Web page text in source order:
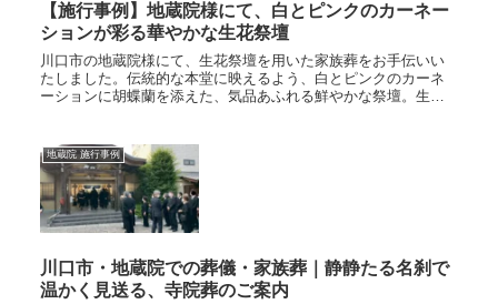
【施行事例】地蔵院様にて、白とピンクのカーネー
ションが彩る華やかな生花祭壇
川口市の地蔵院様にて、生花祭壇を用いた家族葬をお手伝いい
たしました。伝統的な本堂に映えるよう、白とピンクのカーネ
ーションに胡蝶蘭を添えた、気品あふれる鮮やかな祭壇。生花
地蔵院 施行事例
川口市・地蔵院での葬儀・家族葬｜静静たる名刹で
温かく見送る、寺院葬のご案内